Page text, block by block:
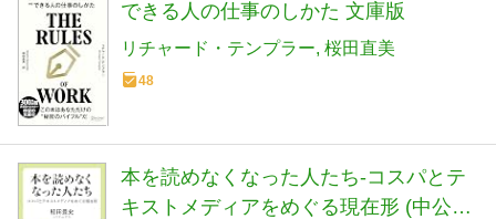
できる人の仕事のしかた 文庫版
リチャード・テンプラー 桜田直美
48
本を読めなくなった人たち-コスパとテ
キストメディアをめぐる現在形 (中公新